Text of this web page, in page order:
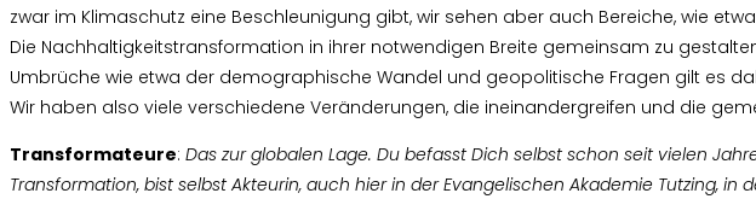
zwar im Klimaschutz eine Beschleunigung gibt, wir sehen aber auch Bereiche, wie
Die Nachhaltigkeitstransformation in ihrer notwendigen Breite gemeinsam zu
Umbrüche wie etwa der demographische Wandel und geopolitische Fragen gilt es
Wir haben also viele verschiedene Veränderungen, die ineinandergreifen und die
Transformateure: Das zur globalen Lage. Du befasst Dich selbst schon seit vielen
Transformation, bist selbst Akteurin, auch hier in derEvangelischen Akademie Tutzing, in